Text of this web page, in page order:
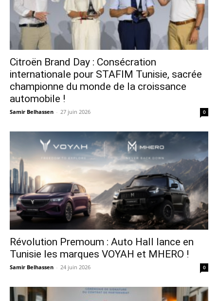
Citroën Brand Day : Consécration
internationale pour STAFIM Tunisie, sacrée
championne du monde de la croissance
automobile !
Samir Belhassen - 27 juin 2026 0
Révolution Premoum : Auto Hall lance en
Tunisie les marques VOYAH et MHERO !
Samir Belhassen - 24 juin 2026 0